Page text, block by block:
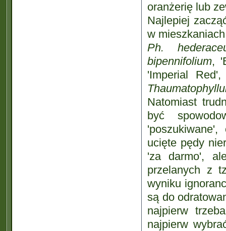
oranżerię lub
Najlepiej
w
Ph.
bipennifolium,
'Imperial
Natomiast
być
ucięte pędy
'za darmo',
przelanych z
wyniku
są do
najpierw
najpierw